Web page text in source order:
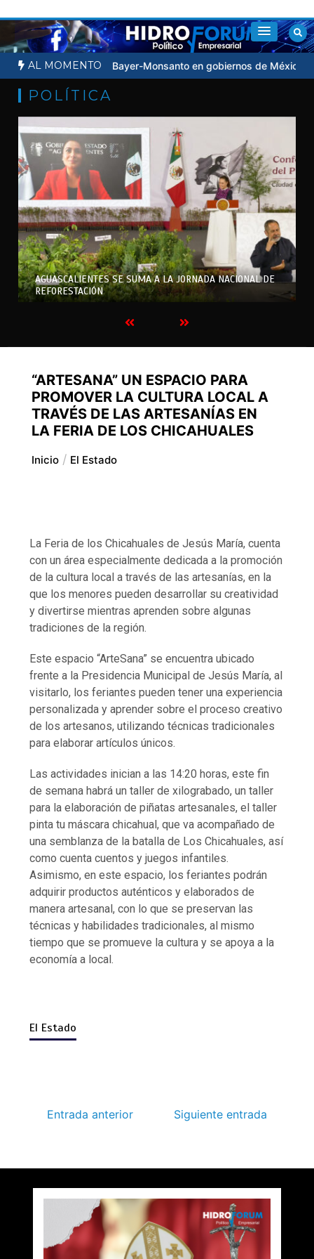
al
contenido
AL MOMENTO
influencia de Bayer-Monsanto en gobiernos de México y EU
POLÍTICA
AGUASCALIENTES SE SUMA A LA JORNADA NACIONAL DE
REFORESTACIÓN
“ARTESANA” UN ESPACIO PARA
PROMOVER LA CULTURA LOCAL A
TRAVÉS DE LAS ARTESANÍAS EN
LA FERIA DE LOS CHICAHUALES
Inicio El Estado
La Feria de los Chicahuales de Jesús María, cuenta
con un área especialmente dedicada a la promoción
de la cultura local a través de las artesanías, en la
que los menores pueden desarrollar su creatividad
y divertirse mientras aprenden sobre algunas
tradiciones de la región.
Este espacio “ArteSana” se encuentra ubicado
frente a la Presidencia Municipal de Jesús María, al
visitarlo, los feriantes pueden tener una experiencia
personalizada y aprender sobre el proceso creativo
de los artesanos, utilizando técnicas tradicionales
para elaborar artículos únicos.
Las actividades inician a las 14:20 horas, este fin
de semana habrá un taller de xilograbado, un taller
para la elaboración de piñatas artesanales, el taller
pinta tu máscara chicahual, que va acompañado de
una semblanza de la batalla de Los Chicahuales, así
como cuenta cuentos y juegos infantiles.
Asimismo, en este espacio, los feriantes podrán
adquirir productos auténticos y elaborados de
manera artesanal, con lo que se preservan las
técnicas y habilidades tradicionales, al mismo
tiempo que se promueve la cultura y se apoya a la
economía a local.
El Estado
Entrada anterior Siguiente entrada